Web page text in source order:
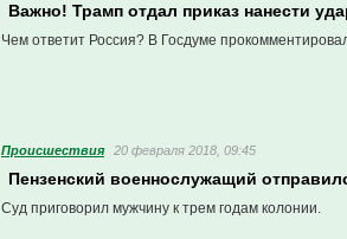
Важно! Трамп отдал приказ нанести
Чем ответит Россия? В Госдуме
Проиcшествия 20 февраля 2018, 09:45
Пензенский военнослужащий
Суд приговорил мужчину к трем годам колонии.